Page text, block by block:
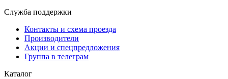
Служба поддержки
Контакты и схема проезда
Производители
Акции и спецпредложения
Группа в телеграм
Каталог